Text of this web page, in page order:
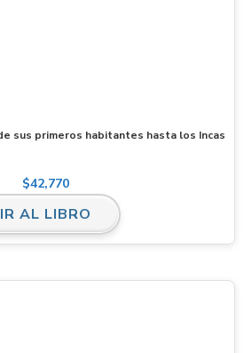
sus primeros habitantes hasta los Incas
$42,770
IR AL LIBRO